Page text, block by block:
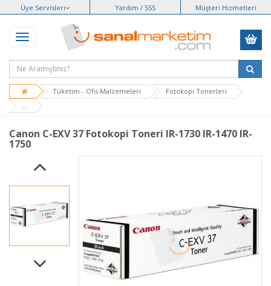
Üye Servisleri Yardım / SSS Müşteri Hizmetleri
Tüketim - Ofis Malzemeleri
Fotokopi Tonerleri
Canon C-EXV 37 Fotokopi Toneri IR-1730 IR-1470 IR-
1750